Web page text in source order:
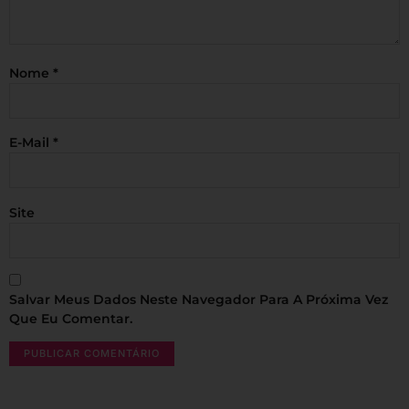
Nome *
E-Mail *
Site
Salvar Meus Dados Neste Navegador Para A Próxima Vez
Que Eu Comentar.